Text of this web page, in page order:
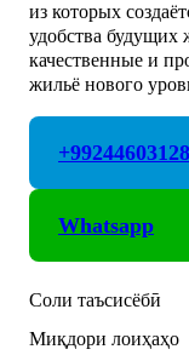
из которых
удобства
качественные и
жильё нового
Whatsapp
Соли таъсисёбӣ
Миқдори лоиҳаҳо